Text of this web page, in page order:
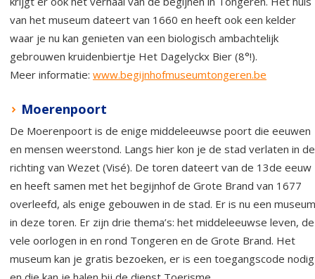
van het museum dateert van 1660 en heeft ook een kelder
waar je nu kan genieten van een biologisch ambachtelijk
gebrouwen kruidenbiertje Het Dagelyckx Bier (8°!).
Meer informatie: www.begijnhofmuseumtongeren.be
Moerenpoort
De Moerenpoort is de enige middeleeuwse poort die eeuwen
en mensen weerstond. Langs hier kon je de stad verlaten in de
richting van Wezet (Visé). De toren dateert van de 13de eeuw
en heeft samen met het begijnhof de Grote Brand van 1677
overleefd, als enige gebouwen in de stad. Er is nu een museum
in deze toren. Er zijn drie thema’s: het middeleeuwse leven, de
vele oorlogen in en rond Tongeren en de Grote Brand. Het
museum kan je gratis bezoeken, er is een toegangscode nodig